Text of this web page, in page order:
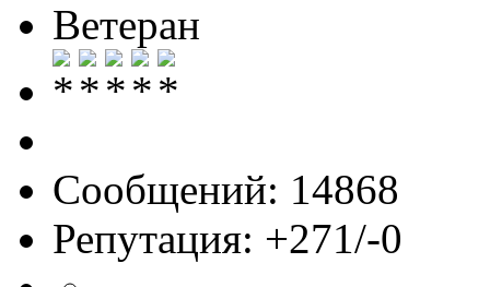
Ветеран
Сообщений: 14868
Репутация: +271/-0